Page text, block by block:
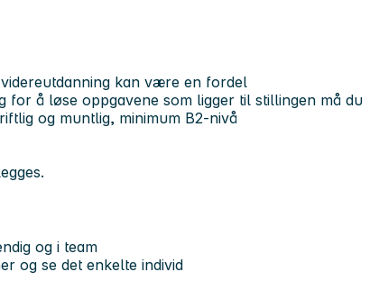
kan være en fordel
for å løse oppgavene som ligger til stillingen må du
og muntlig, minimum B2-nivå
og i team
og se det enkelte individ